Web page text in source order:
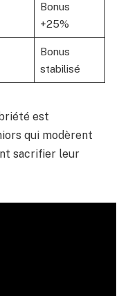
Bonus
+25%
Bonus
stabilisé
est
qui modèrent
sacrifier leur